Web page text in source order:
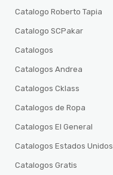
Catalogo Roberto Tapia
Catalogo SCPakar
Catalogos
Catalogos Andrea
Catalogos Cklass
Catalogos de Ropa
Catalogos El General
Catalogos Estados Unidos
Catalogos Gratis